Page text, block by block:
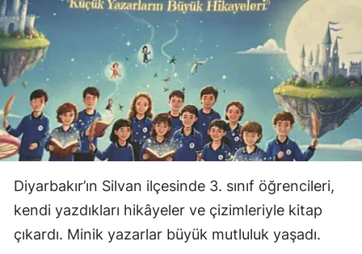
Diyarbakır’ın Silvan ilçesinde 3. sınıf öğrencileri,
kendi yazdıkları hikâyeler ve çizimleriyle kitap
çıkardı. Minik yazarlar büyük mutluluk yaşadı.